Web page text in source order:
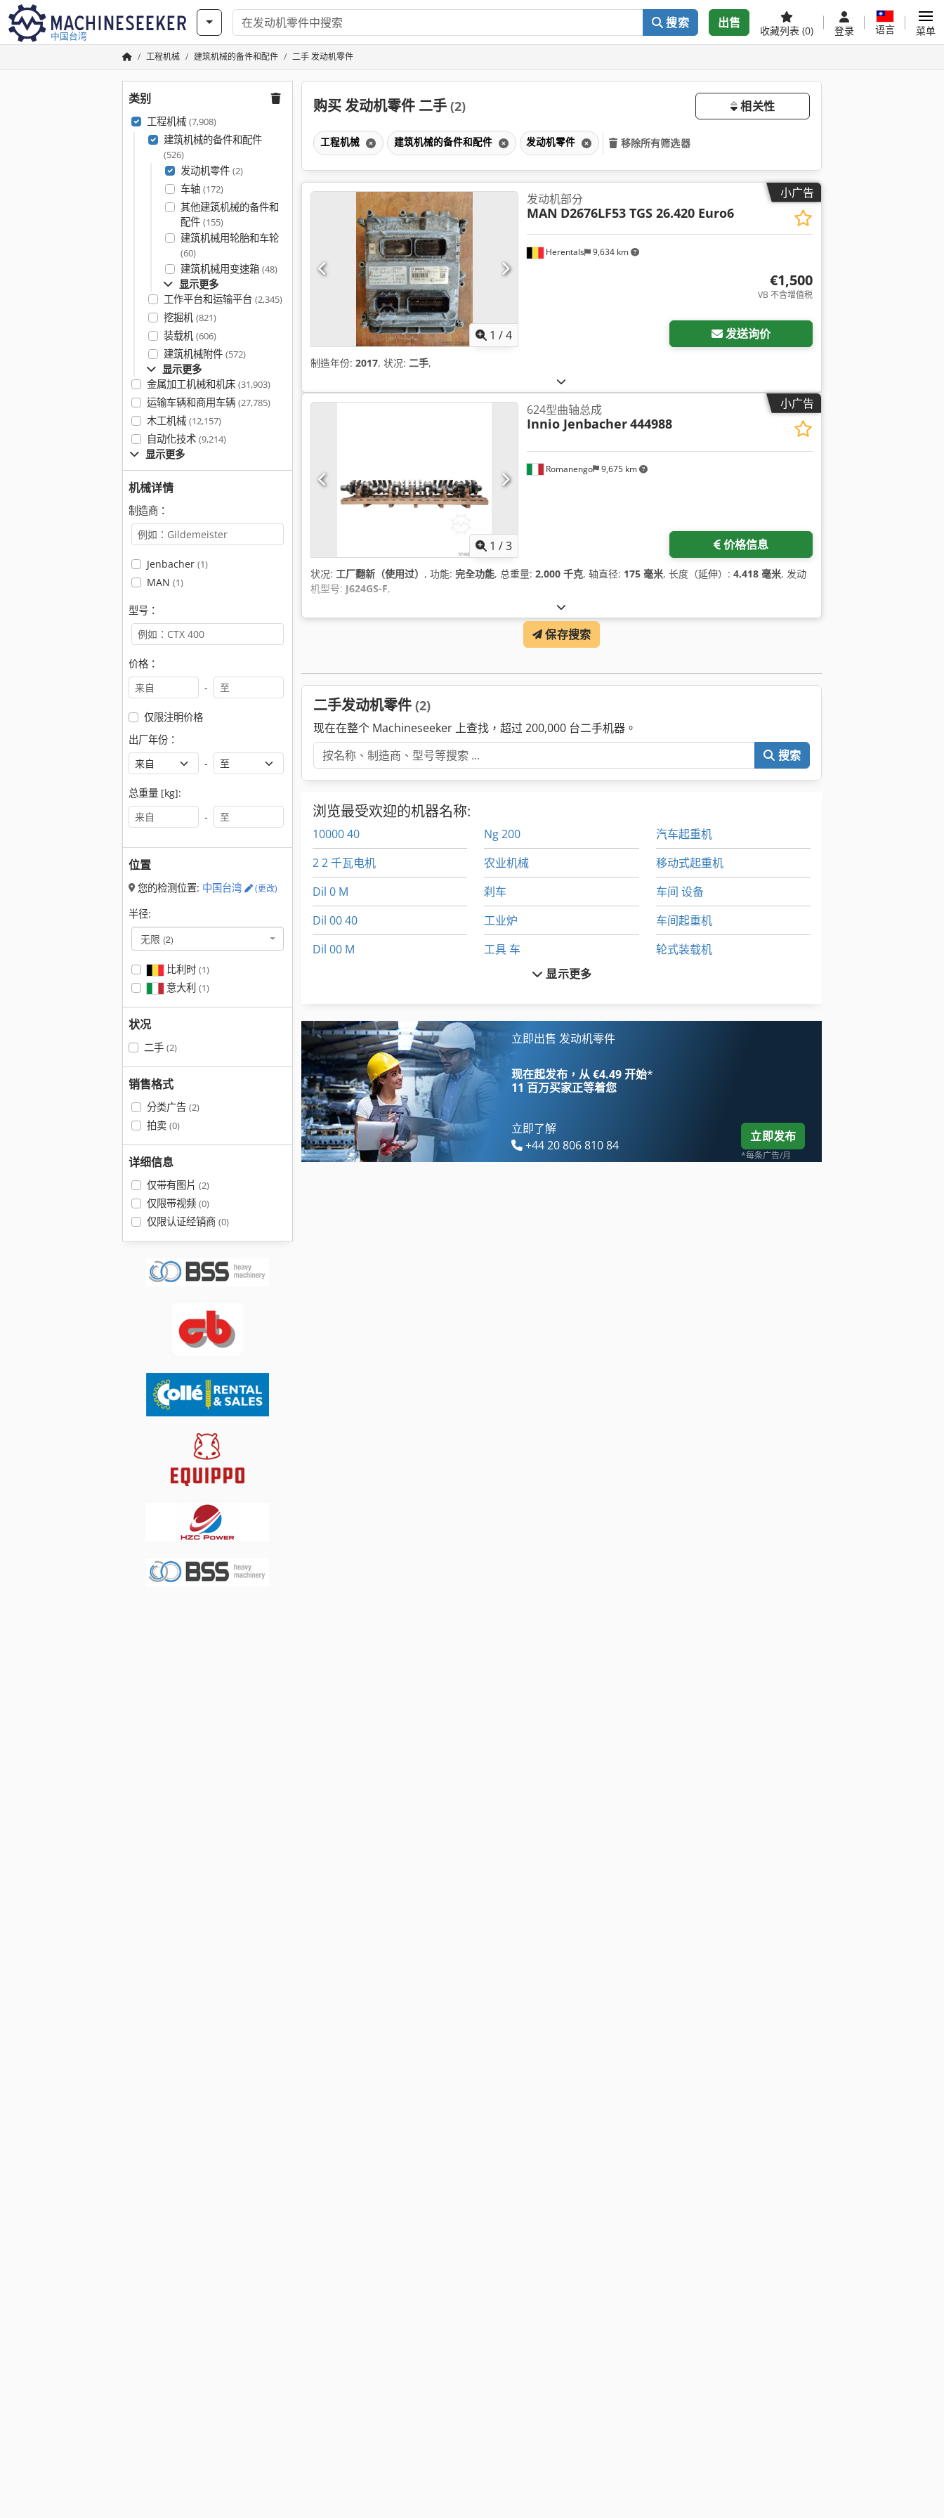
中国台湾
搜索 出售
收藏列表 (0) 登录 语言 菜单
工程机械 建筑机械的备件和配件 二手 发动机零件
类别
工程机械 (7,908)
建筑机械的备件和配件
(526)
发动机零件 (2)
车轴 (172)
其他建筑机械的备件和
配件 (155)
建筑机械用轮胎和车轮
(60)
建筑机械用变速箱 (48)
显示更多
工作平台和运输平台 (2,345)
挖掘机 (821)
装载机 (606)
建筑机械附件 (572)
显示更多
金属加工机械和机床 (31,903)
运输车辆和商用车辆 (27,785)
木工机械 (12,157)
自动化技术 (9,214)
显示更多
机械详情
制造商：
Jenbacher (1)
MAN (1)
型号：
价格：
-
仅限注明价格
出厂年份：
-
总重量 [kg]:
-
位置
您的检测位置: 中国台湾 (更改)
半径:
无限 (2)
比利时 (1)
意大利 (1)
状况
二手 (2)
销售格式
分类广告 (2)
拍卖 (0)
详细信息
仅带有图片 (2)
仅限带视频 (0)
仅限认证经销商 (0)
购买 发动机零件 二手 (2) 相关性
工程机械 建筑机械的备件和配件 发动机零件 移除所有筛选器
小广告
1 /4
Herentals 9,634 km
发动机部分
MAN D2676LF53 TGS 26.420 Euro6
€1,500
VB 不含增值税
发送询价
制造年份: 2017, 状况: 二手,
小广告
1 /3
Romanengo 9,675 km
624型曲轴总成
Innio Jenbacher444988
价格信息
状况: 工厂翻新（使用过） , 功能: 完全功能, 总重量: 2,000 千克, 轴直径: 175 毫米, 长度（延伸）: 4,418 毫米, 发动
机型号: J624GS-F,
保存搜索
二手发动机零件 (2)
现在在整个 Machineseeker 上查找，超过 200,000 台二手机器。
搜索
浏览最受欢迎的机器名称:
10000 40
2 2 千瓦电机
Dil 0 M
Dil 00 40
Dil 00 M
German
Hsc 20 Linear
Ng 200
农业机械
刹车
工业炉
工具 车
机械 车床
柴油发动机
汽车起重机
移动式起重机
车间 设备
车间起重机
轮式装载机
显示更多
立即出售 发动机零件
现在起发布，从 €4.49 开始*
11 百万买家正等着您
立即了解
+44 20 806 810 84
立即发布
*每条广告/月